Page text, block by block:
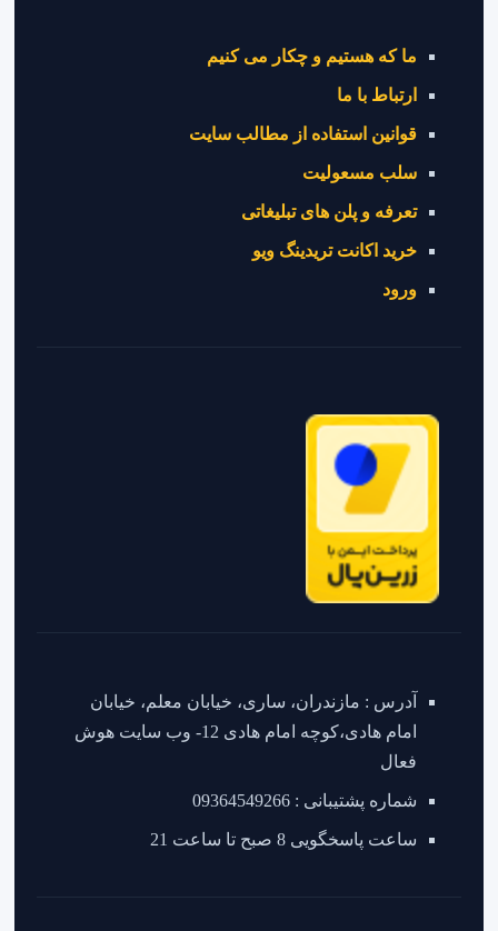
ما که هستیم و چکار می کنیم
ارتباط با ما
قوانین استفاده از مطالب سایت
سلب مسعولیت
تعرفه و پلن های تبلیغاتی
خرید اکانت تریدینگ ویو
ورود
آدرس : مازندران، ساری، خیابان معلم، خیابان
امام هادی،کوچه امام هادی 12- وب سایت هوش
فعال
شماره پشتیبانی : 09364549266
ساعت پاسخگویی 8 صبح تا ساعت 21